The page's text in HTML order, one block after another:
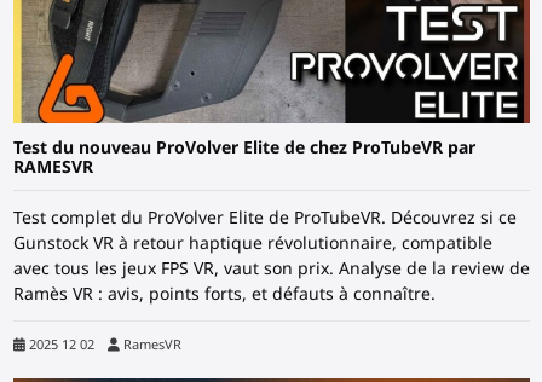
Test du nouveau ProVolver Elite de chez ProTubeVR par
RAMESVR
Test complet du ProVolver Elite de ProTubeVR. Découvrez si ce
Gunstock VR à retour haptique révolutionnaire, compatible
avec tous les jeux FPS VR, vaut son prix. Analyse de la review de
Ramès VR : avis, points forts, et défauts à connaître.
2025 12 02 RamesVR